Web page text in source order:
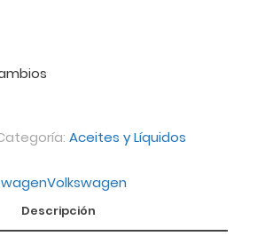
Aceites y Líquidos
Volkswagen
Descripción